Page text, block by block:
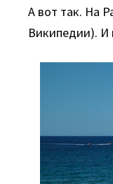
А вот так. На
Википедии). И